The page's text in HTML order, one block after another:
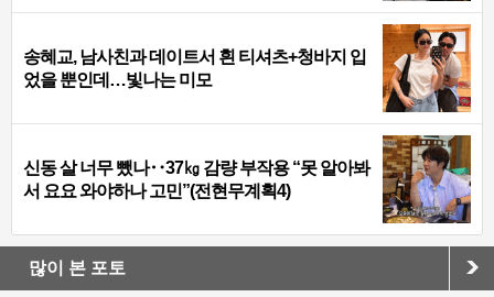
송혜교, 남사친과 데이트서 흰 티셔츠+청바지 입
었을 뿐인데…빛나는 미모
신동 살 너무 뺐나‥37㎏ 감량 부작용 “못 알아봐
서 요요 와야하나 고민”(전현무계획4)
많이 본 포토